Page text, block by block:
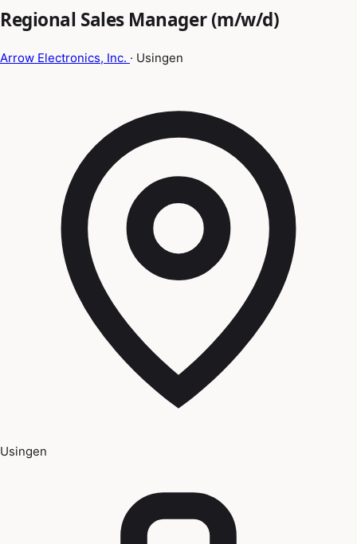
Regional Sales Manager (m/w/d)
Arrow Electronics, Inc. · Usingen
Usingen